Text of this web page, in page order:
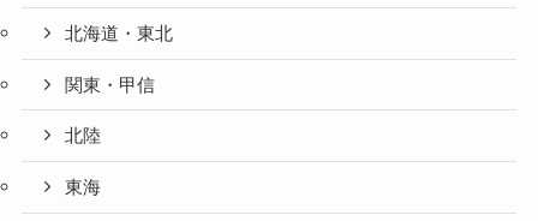
北海道・東北
関東・甲信
北陸
東海